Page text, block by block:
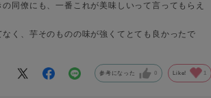
同僚にも、一番これが美味しいって言ってもらえ
く、芋そのものの味が強くてとても良かったで
参考になった 0 Like!